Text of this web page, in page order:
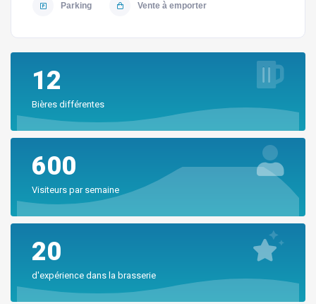
Parking Vente à emporter
12
Bières différentes
600
Visiteurs par semaine
20
d'expérience dans la brasserie